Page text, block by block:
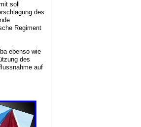
soll
des
Regiment
ebenso wie
des
auf